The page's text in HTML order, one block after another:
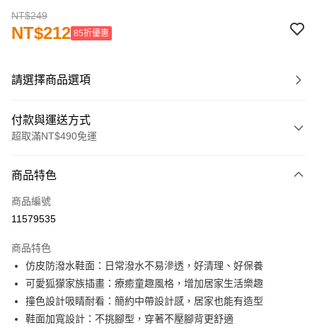
NT$249
NT$212 85折優惠
請選擇商品選項
付款與運送方式
超取滿NT$490免運
信用卡一次付款
超商取貨付款
Apple Pay
街口支付
悠遊付
商品特色
商品編號
11579535
商品特色
仿皮防潑水鞋面：日常潑水不易滲透，好清理、好保養
可愛狐獴家族插畫：療癒童趣風格，增加居家生活樂趣
撞色設計吸睛耐看：簡約中帶設計感，居家也能有造型
鞋面加寬設計：不挑腳型，穿著不壓腳背更舒適